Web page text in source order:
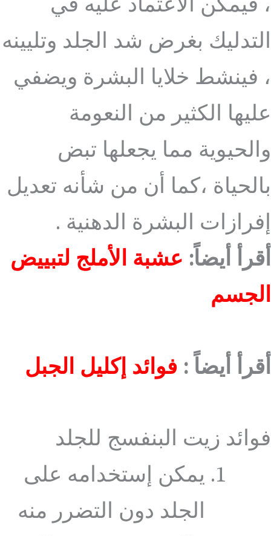
، فيمكن الاعتماد عليه في
التدليك بغرض شد الجلد وتليينه
، فينشط خلايا البشرة ويضفي
عليها الكثير من النعومة
والحيوية مما يجعلها تبض
بالحياة ،كما أن من شأنه تعديل
إفرازات البشرة الدهنية .
أقرأ أيضاً: عشبة الأملج لتبييض
الجسم
أقرأ أيضاً : فوائد إكليل الجبل
فوائد زيت البنفسج للجلد
يمكن إستخدامه على
الجلد دون التضرر منه